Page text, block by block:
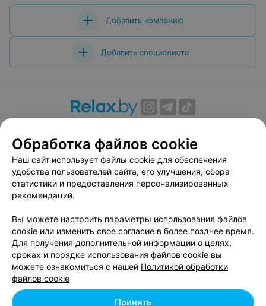
Добавить компанию
Добавить специалиста
Вакансии
Публичный договор
Способы оплаты
Публичный договор по использованию сервиса
«Афиша»
Пользовательское соглашение
Связаться по вопросам сотрудничества
Написать руководителю relax.by
Персональные настройки cookie
Обработка персональных данных
Обработка файлов cookie
Наш сайт использует файлы cookie для обеспечения
удобства пользователей сайта, его улучшения, сбора
статистики и предоставления персонализированных
рекомендаций.
Вы можете настроить параметры использования файлов
cookie или изменить свое согласие в более позднее время.
Для получения дополнительной информации о целях,
сроках и порядке использования файлов cookie вы
можете ознакомиться с нашей Политикой обработки
файлов cookie
Принять